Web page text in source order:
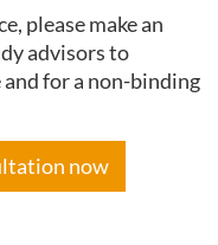
please make an
advisors to
for a non-binding
now